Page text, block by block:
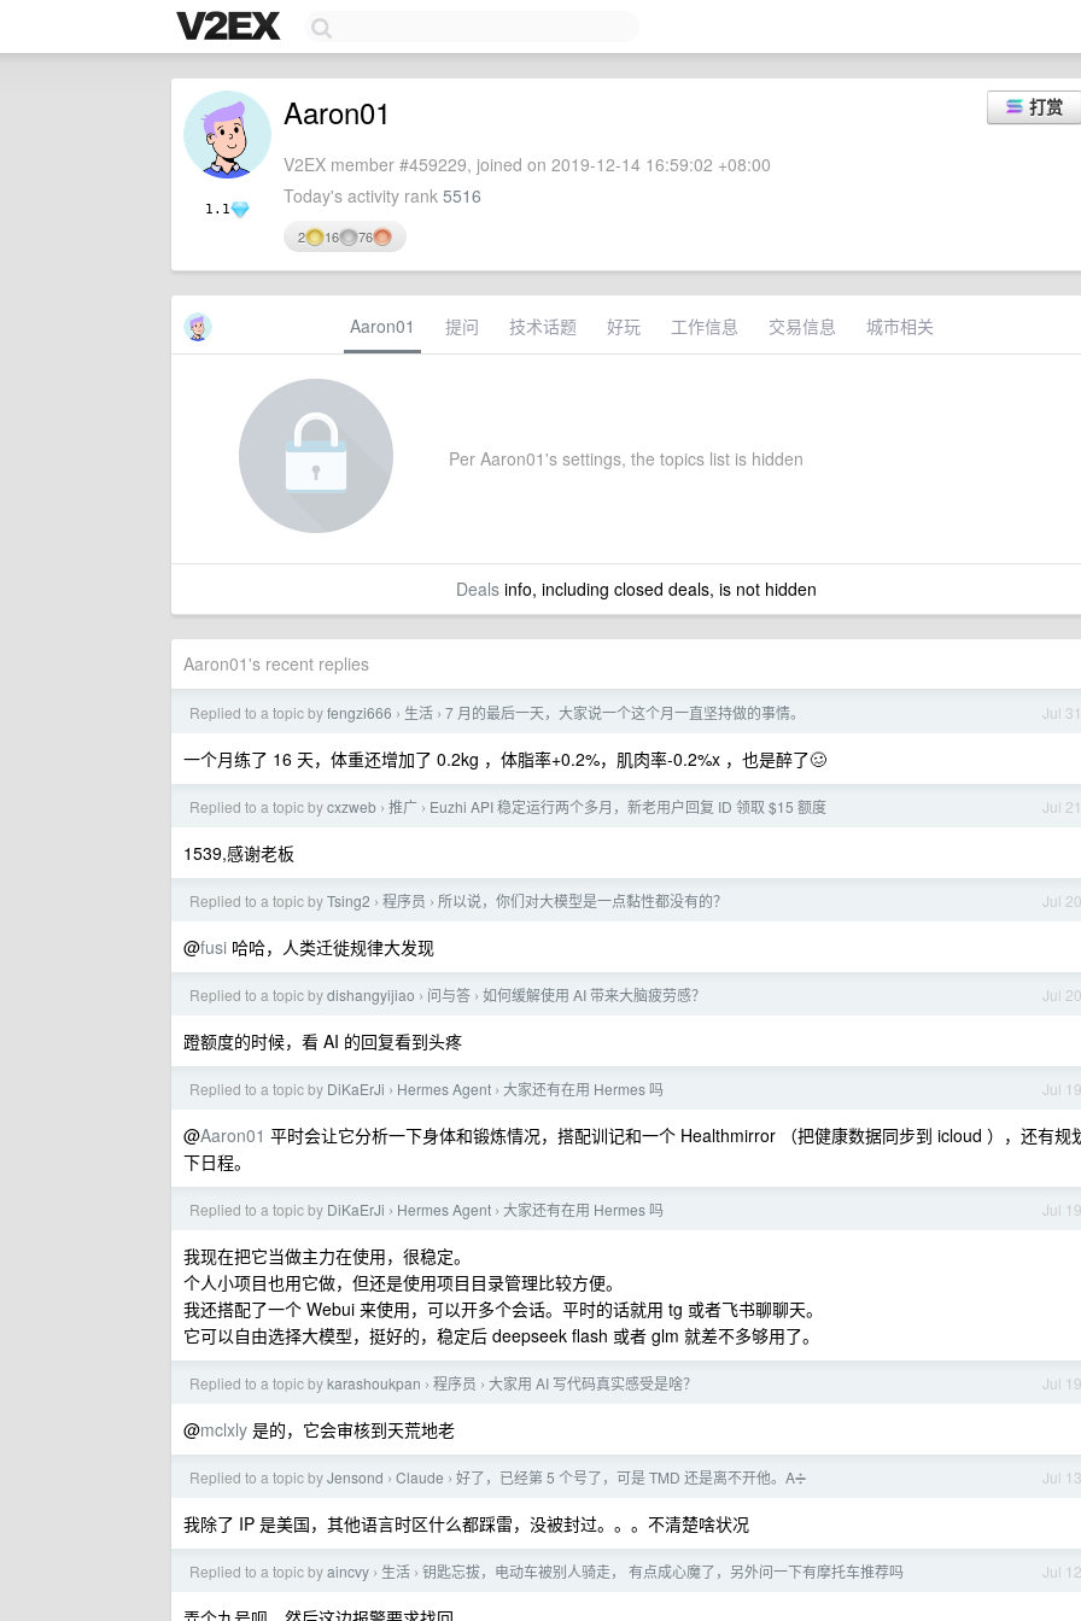
1.1
打赏
Aaron01
V2EX member #459229, joined on 2019-12-14 16:59:02 +08:00
Today's activity rank 5516
2 16 76
Aaron01 提问 技术话题 好玩 工作信息 交易信息 城市相关
Per Aaron01's settings, the topics list is hidden
Dealsinfo, including closed deals, is not hidden
Aaron01's recent replies
Jul 31
Replied to a topic byfengzi666 › 生活 › 7 月的最后一天，大家说一个这个月一直坚持做的事情。
一个月练了 16 天，体重还增加了 0.2kg ，体脂率+0.2%，肌肉率-0.2%x ，也是醉了🥴
Jul 21
Replied to a topic bycxzweb › 推广 › Euzhi API 稳定运行两个多月，新老用户回复 ID 领取 $15 额度
1539,感谢老板
Jul 20
Replied to a topic byTsing2 › 程序员 › 所以说，你们对大模型是一点黏性都没有的？
@fusi 哈哈，人类迁徙规律大发现
Jul 20
Replied to a topic bydishangyijiao › 问与答 › 如何缓解使用 AI 带来大脑疲劳感？
蹬额度的时候，看 AI 的回复看到头疼
Jul 19
Replied to a topic by DiKaErJi › Hermes Agent › 大家还有在用 Hermes 吗
@Aaron01 平时会让它分析一下身体和锻炼情况，搭配训记和一个 Healthmirror （把健康数据同步到 icloud ），还有规
下日程。
Jul 19
Replied to a topic by DiKaErJi › Hermes Agent › 大家还有在用 Hermes 吗
我现在把它当做主力在使用，很稳定。
个人小项目也用它做，但还是使用项目目录管理比较方便。
我还搭配了一个 Webui 来使用，可以开多个会话。平时的话就用 tg 或者飞书聊聊天。
它可以自由选择大模型，挺好的，稳定后 deepseek flash 或者 glm 就差不多够用了。
Jul 19
Replied to a topic bykarashoukpan › 程序员 › 大家用 AI 写代码真实感受是啥？
@mclxly 是的，它会审核到天荒地老
Jul 13
Replied to a topic byJensond › Claude › 好了，已经第 5 个号了，可是 TMD 还是离不开他。A➗
我除了 IP 是美国，其他语言时区什么都踩雷，没被封过。。。不清楚啥状况
Jul 12
Replied to a topic byaincvy › 生活 › 钥匙忘拔，电动车被别人骑走， 有点成心魔了，另外问一下有摩托车推荐吗